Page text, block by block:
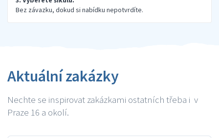
Bez závazku, dokud si nabídku nepotvrdíte.
Aktuální zakázky
Nechte se inspirovat zakázkami ostatních třeba i v
Praze 16 a okolí.